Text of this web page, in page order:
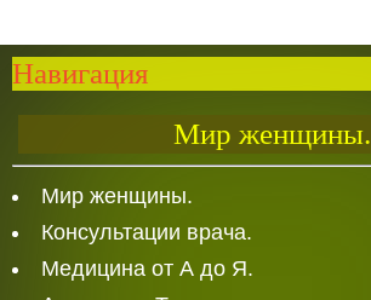
Навигация
Мир женщины.
Мир женщины.
Консультации врача.
Медицина от А до Я.